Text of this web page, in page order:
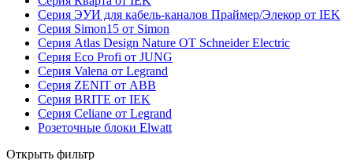
Серия ЭУИ для кабель-каналов Праймер/Элекор от IEK
Серия Simon15 от Simon
Серия Atlas Design Nature ОТ Schneider Electric
Серия Eco Profi от JUNG
Серия Valena от Legrand
Серия ZENIT от ABB
Серия BRITE от IEK
Серия Celiane от Legrand
Розеточные блоки Elwatt
Открыть фильтр